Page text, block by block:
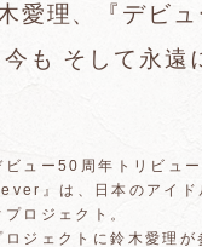
愛理、『デビ
今も そして永
ビュー50周年トリビ
』は、日本のアイド
プロジェクト。
ロジェクトに鈴木愛理が